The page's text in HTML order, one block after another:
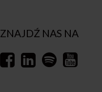
ZNAJDŹ NAS NA